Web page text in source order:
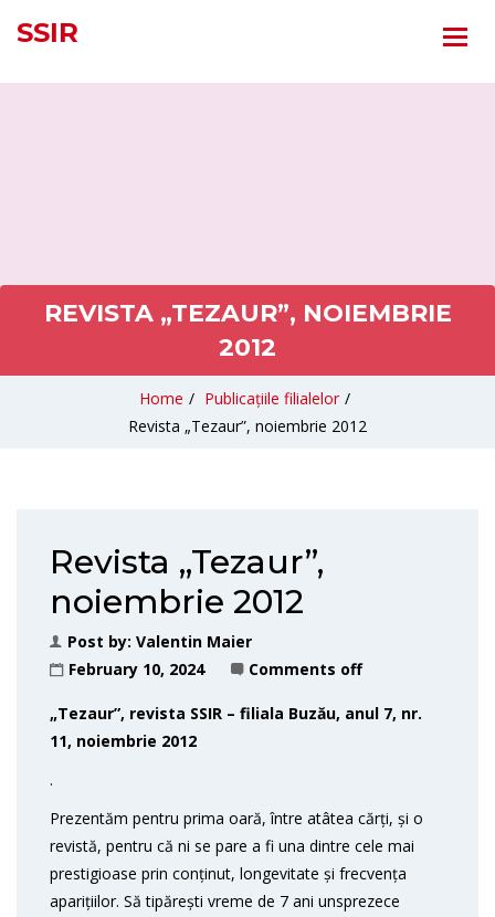
SSIR
REVISTA „TEZAUR”, NOIEMBRIE
2012
Home / Publicațiile filialelor /
Revista „Tezaur”, noiembrie 2012
Revista „Tezaur”,
noiembrie 2012
Post by: Valentin Maier
February 10, 2024
Comments off
„Tezaur”, revista SSIR – filiala Buzău, anul 7, nr.
11, noiembrie 2012
.
Prezentăm pentru prima oară, între atâtea cărți, și o
revistă, pentru că ni se pare a fi una dintre cele mai
prestigioase prin conținut, longevitate și frecvența
aparițiilor. Să tipărești vreme de 7 ani unsprezece